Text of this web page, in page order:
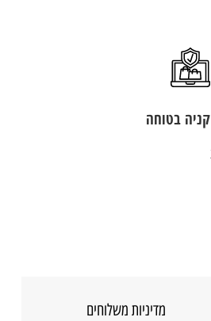
קניה בטוחה
מדיניות משלוחים